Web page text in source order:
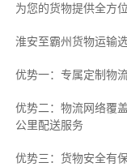
为您的货物提供全方
淮安至霸州货物运输
优势一：专属定制物
优势二：物流网络覆
公里配送服务
优势三：货物安全有